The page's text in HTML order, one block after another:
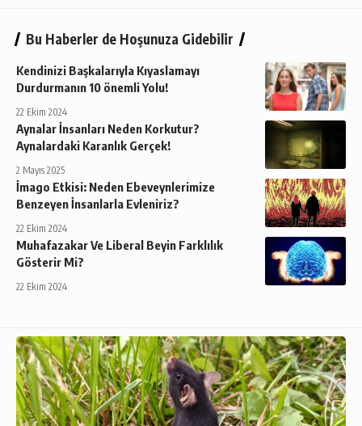
Bu Haberler de Hoşunuza Gidebilir
Kendinizi Başkalarıyla Kıyaslamayı
Durdurmanın 10 önemli Yolu!
22 Ekim 2024
Aynalar İnsanları Neden Korkutur?
Aynalardaki Karanlık Gerçek!
2 Mayıs 2025
İmago Etkisi: Neden Ebeveynlerimize
Benzeyen İnsanlarla Evleniriz?
22 Ekim 2024
Muhafazakar Ve Liberal Beyin Farklılık
Gösterir Mi?
22 Ekim 2024